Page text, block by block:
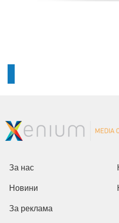
За нас
Новини
За реклама